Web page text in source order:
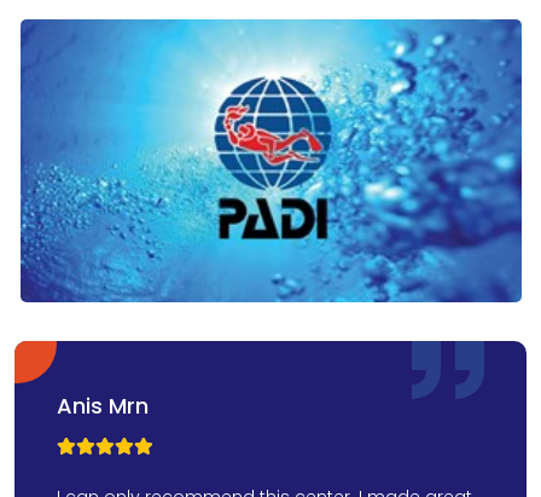
Anis Mrn


